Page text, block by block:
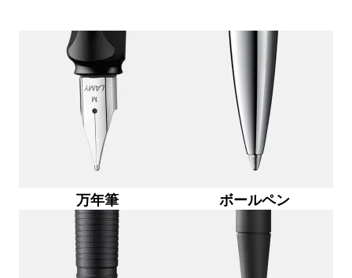
LAMY について
企業文化
デザイン
パイオニア精神
万年筆 ボールペン